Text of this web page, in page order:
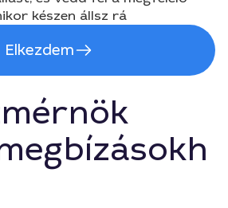
készen állsz rá
Elkezdem